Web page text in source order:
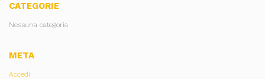
CATEGORIE
Nessuna categoria
META
Accedi